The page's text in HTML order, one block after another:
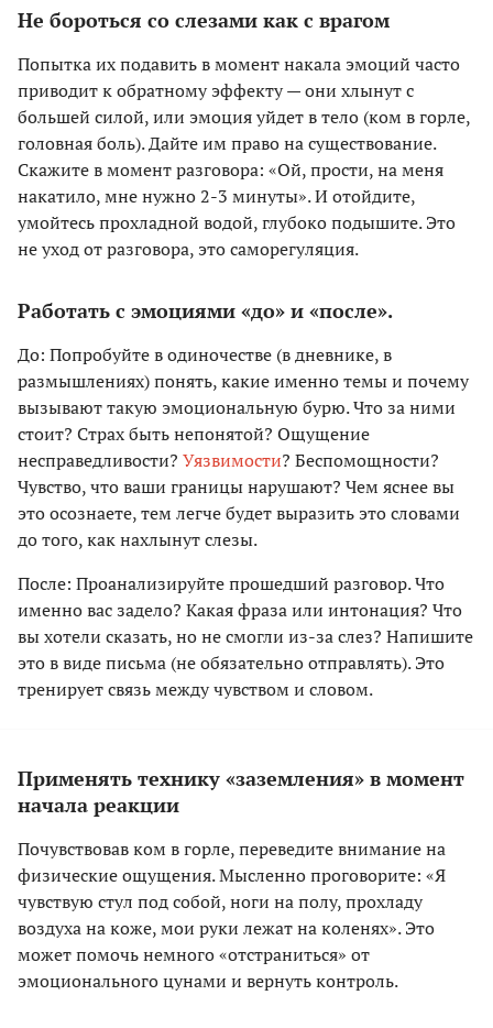
Не бороться со слезами как с врагом
Попытка их подавить в момент накала эмоций часто
приводит к обратному эффекту — они хлынут с
большей силой, или эмоция уйдет в тело (ком в горле,
головная боль). Дайте им право на существование.
Скажите в момент разговора: «Ой, прости, на меня
накатило, мне нужно 2-3 минуты». И отойдите,
умойтесь прохладной водой, глубоко подышите. Это
не уход от разговора, это саморегуляция.
Работать с эмоциями «до» и «после».
До: Попробуйте в одиночестве (в дневнике, в
размышлениях) понять, какие именно темы и почему
вызывают такую эмоциональную бурю. Что за ними
стоит? Страх быть непонятой? Ощущение
несправедливости? Уязвимости? Беспомощности?
Чувство, что ваши границы нарушают? Чем яснее вы
это осознаете, тем легче будет выразить это словами
до того, как нахлынут слезы.
После: Проанализируйте прошедший разговор. Что
именно вас задело? Какая фраза или интонация? Что
вы хотели сказать, но не смогли из-за слез? Напишите
это в виде письма (не обязательно отправлять). Это
тренирует связь между чувством и словом.
Применять технику «заземления» в момент
начала реакции
Почувствовав ком в горле, переведите внимание на
физические ощущения. Мысленно проговорите: «Я
чувствую стул под собой, ноги на полу, прохладу
воздуха на коже, мои руки лежат на коленях». Это
может помочь немного «отстраниться» от
эмоционального цунами и вернуть контроль.